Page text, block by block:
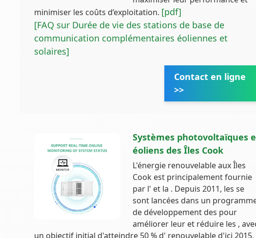
minimiser les coûts d’exploitation. [pdf]
[FAQ sur Durée de vie des stations de base de
communication complémentaires éoliennes et
solaires]
Contact en ligne
>>
Systèmes photovoltaïques
éoliens des Îles Cook
L'énergie renouvelable aux Îles
Cook est principalement fournie
par l' et la . Depuis 2011, les se
sont lancées dans un
de développement des pour
améliorer leur et réduire les ,
un objectif initial d'atteindre 50 % d' renouvelable d'ici 2015,